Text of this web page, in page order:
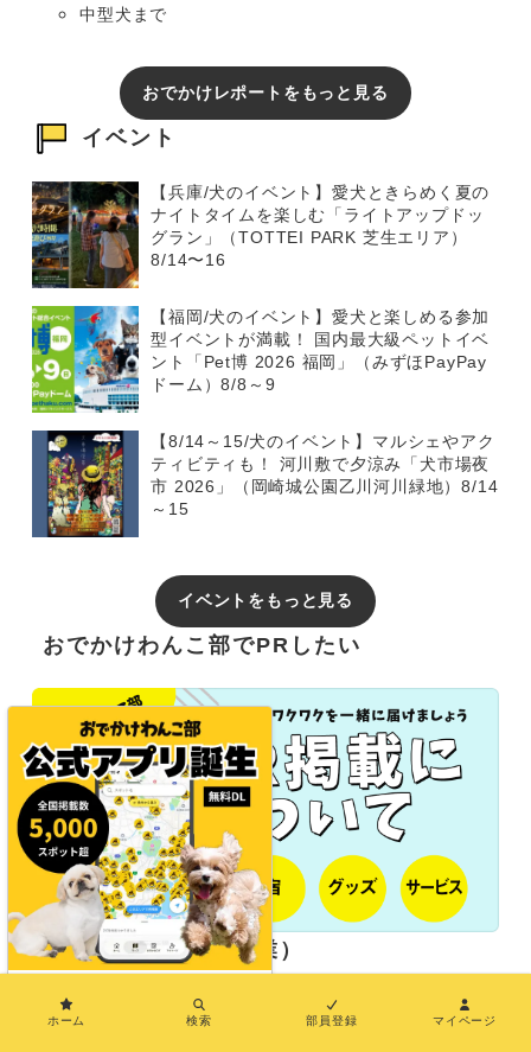
中型犬まで
おでかけレポートをもっと見る
イベント
【兵庫/犬のイベント】愛犬ときらめく夏の
ナイトタイムを楽しむ「ライトアップドッ
グラン」（TOTTEI PARK 芝生エリア）
8/14〜16
【福岡/犬のイベント】愛犬と楽しめる参加
型イベントが満載！ 国内最大級ペットイベ
ント「Pet博 2026 福岡」（みずほPayPay
ドーム）8/8～9
【8/14～15/犬のイベント】マルシェやアク
ティビティも！ 河川敷で夕涼み「犬市場夜
市 2026」（岡崎城公園乙川河川緑地）8/14
～15
イベントをもっと見る
おでかけわんこ部でPRしたい
長期パートナー（協業）
ホーム 検索 部員登録 マイページ